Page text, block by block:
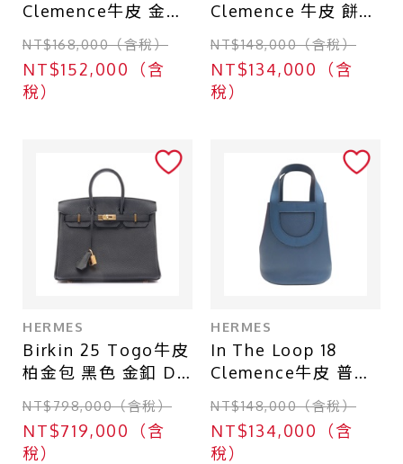
Clemence牛皮 金棕
色 金扣 W刻 手提包
【HERMES 愛馬
仕】 H084116CC
NT$168,000（含稅）
NT$152,000（含
稅）
Clemence 牛皮 餅乾
色 手提包 B刻
【HERMES 愛馬
仕】
NT$148,000（含稅）
NT$134,000（含
稅）
HERMES
Birkin 25 Togo牛皮
柏金包 黑色 金釦 D
【HERMES 愛馬
仕】
NT$798,000（含稅）
NT$719,000（含
稅）
HERMES
In The Loop 18
Clemence牛皮 普魯
士藍 B刻 手提包
【HERMES 愛馬
仕】 H084274CC
NT$148,000（含稅）
NT$134,000（含
稅）